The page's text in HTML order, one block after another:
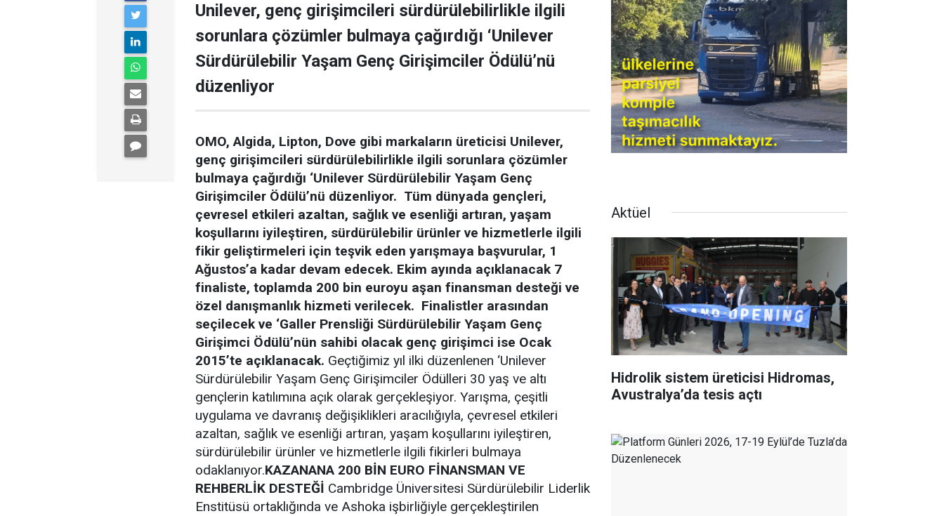
Unilever, genç girişimcileri sürdürülebilirlikle ilgili
sorunlara çözümler bulmaya çağırdığı ‘Unilever
Sürdürülebilir Yaşam Genç Girişimciler Ödülü’nü
düzenliyor
OMO, Algida, Lipton, Dove gibi markaların üreticisi Unilever,
genç girişimcileri sürdürülebilirlikle ilgili sorunlara çözümler
bulmaya çağırdığı ‘Unilever Sürdürülebilir Yaşam Genç
Girişimciler Ödülü’nü düzenliyor. Tüm dünyada gençleri,
çevresel etkileri azaltan, sağlık ve esenliği artıran, yaşam
koşullarını iyileştiren, sürdürülebilir ürünler ve hizmetlerle ilgili
fikir geliştirmeleri için teşvik eden yarışmaya başvurular, 1
Ağustos’a kadar devam edecek. Ekim ayında açıklanacak 7
finaliste, toplamda 200 bin euroyu aşan finansman desteği ve
özel danışmanlık hizmeti verilecek. Finalistler arasından
seçilecek ve ‘Galler Prensliği Sürdürülebilir Yaşam Genç
Girişimci Ödülü’nün sahibi olacak genç girişimci ise Ocak
2015’te açıklanacak. Geçtiğimiz yıl ilki düzenlenen ‘Unilever
Sürdürülebilir Yaşam Genç Girişimciler Ödülleri 30 yaş ve altı
gençlerin katılımına açık olarak gerçekleşiyor. Yarışma, çeşitli
uygulama ve davranış değişiklikleri aracılığıyla, çevresel etkileri
azaltan, sağlık ve esenliği artıran, yaşam koşullarını iyileştiren,
sürdürülebilir ürünler ve hizmetlerle ilgili fikirleri bulmaya
odaklanıyor.KAZANANA 200 BİN EURO FİNANSMAN VE
REHBERLİK DESTEĞİ Cambridge Üniversitesi Sürdürülebilir Liderlik
Enstitüsü ortaklığında ve Ashoka işbirliğiyle gerçekleştirilen
Aktüel
Hidrolik sistem üreticisi Hidromas,
Avustralya’da tesis açtı